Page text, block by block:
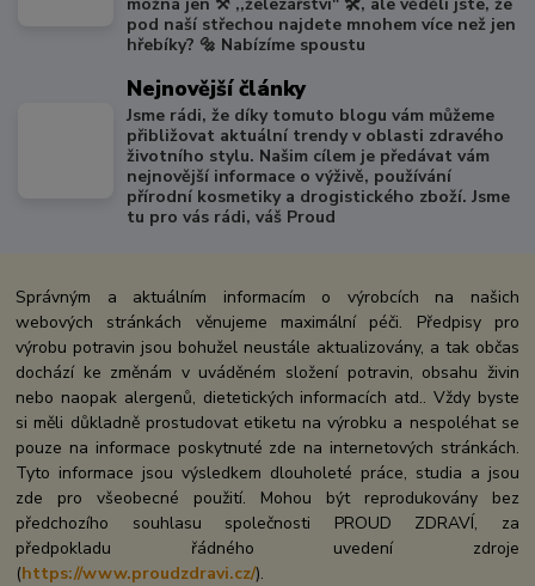
pod naší střechou najdete mnohem více než jen
hřebíky? 🔩 Nabízíme spoustu
Nejnovější články
Jsme rádi, že díky tomuto blogu vám můžeme
přibližovat aktuální trendy v oblasti zdravého
životního stylu. Našim cílem je předávat vám
nejnovější informace o výživě, používání
přírodní kosmetiky a drogistického zboží. Jsme
tu pro vás rádi, váš Proud
Správným a aktuálním informacím o výrobcích na našich
webových stránkách věnujeme maximální péči. Předpisy pro
výrobu potravin jsou bohužel neustále aktualizovány, a tak občas
dochází ke změnám v uváděném složení potravin, obsahu živin
nebo naopak alergenů, dietetických informacích atd.. Vždy byste
si měli důkladně prostudovat etiketu na výrobku a nespoléhat se
pouze na informace poskytnuté zde na internetových stránkách.
Tyto informace jsou výsledkem dlouholeté práce, studia a jsou
zde pro všeobecné použití. Mohou být reprodukovány bez
předchozího souhlasu společnosti PROUD ZDRAVÍ, za
předpokladu řádného uvedení zdroje
(https://www.proudzdravi.cz/).